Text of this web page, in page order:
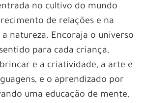
no cultivo do mundo
de relações e na
natureza. Encoraja o universo
para cada criança,
e a criatividade, a arte e
e o aprendizado por
uma educação de mente,